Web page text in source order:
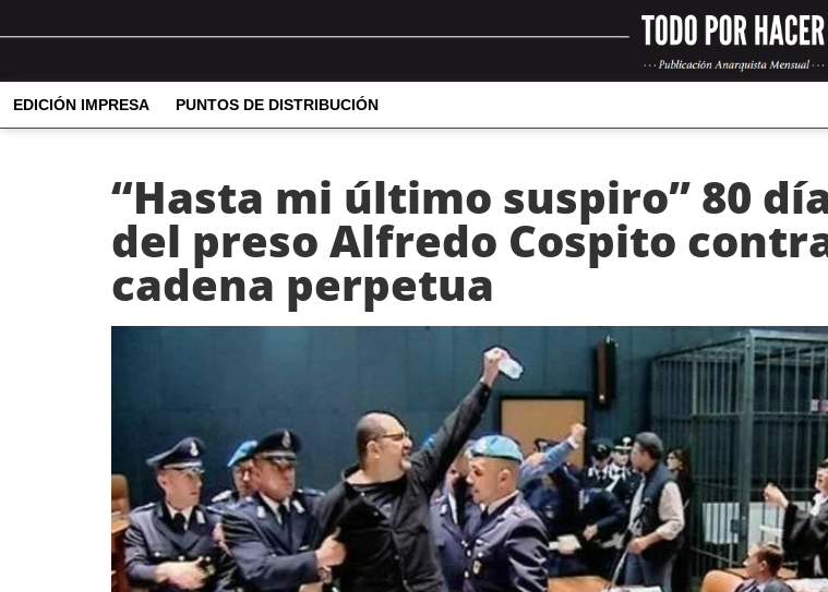
EDICIÓN IMPRESA PUNTOS DE DISTRIBUCIÓN
“Hasta mi último suspiro” 80
del preso Alfredo Cospito
cadena perpetua